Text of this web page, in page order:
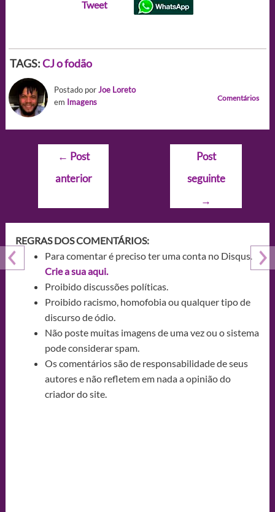
Tweet
TAGS:CJ o fodão
Postado porJoe Loreto
em Imagens Comentários
Navegação
Post
← Post
anterior
Post
seguinte
→
REGRAS DOS COMENTÁRIOS:
Para comentar é preciso ter uma conta no Disqus.
Crie a sua aqui.
Proibido discussões políticas.
Proibido racismo, homofobia ou qualquer tipo de
discurso de ódio.
Não poste muitas imagens de uma vez ou o sistema
pode considerar spam.
Os comentários são de responsabilidade de seus
autores e não refletem em nada a opinião do
criador do site.